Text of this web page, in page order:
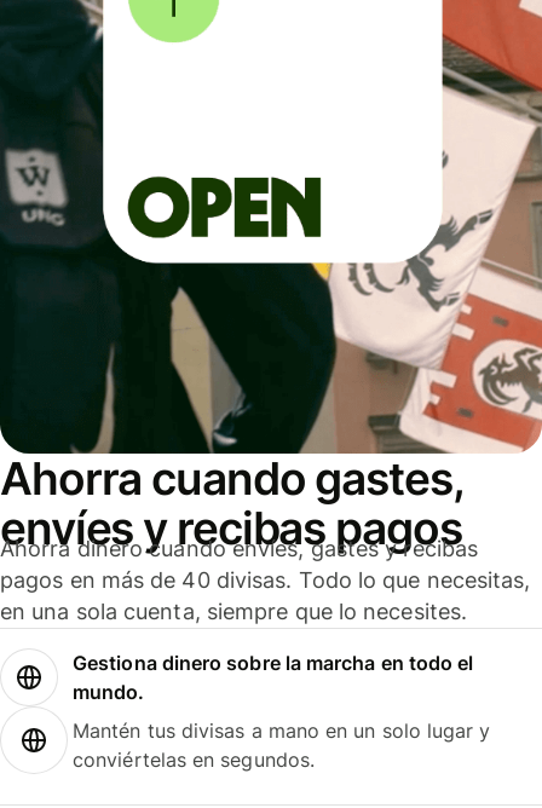
Ahorra cuando gastes,
envíes y recibas pagos
Ahorra dinero cuando envíes, gastes y recibas
pagos en más de 40 divisas. Todo lo que necesitas,
en una sola cuenta, siempre que lo necesites.
Gestiona dinero sobre la marcha en todo el
mundo.
Mantén tus divisas a mano en un solo lugar y
conviértelas en segundos.